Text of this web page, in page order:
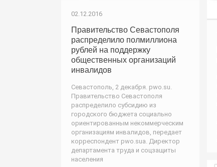
02.12.2016
Правительство Севастополя
распределило полмиллиона
рублей на поддержку
общественных организаций
инвалидов
Севастополь, 2 декабря. pwo.su.
Правительство Севастополя
распределило субсидию из
городского бюджета социально
ориентированным некоммерческим
организациям инвалидов, передает
корреспондент pwo.suа. Директор
департамента труда и соцзащиты
населения